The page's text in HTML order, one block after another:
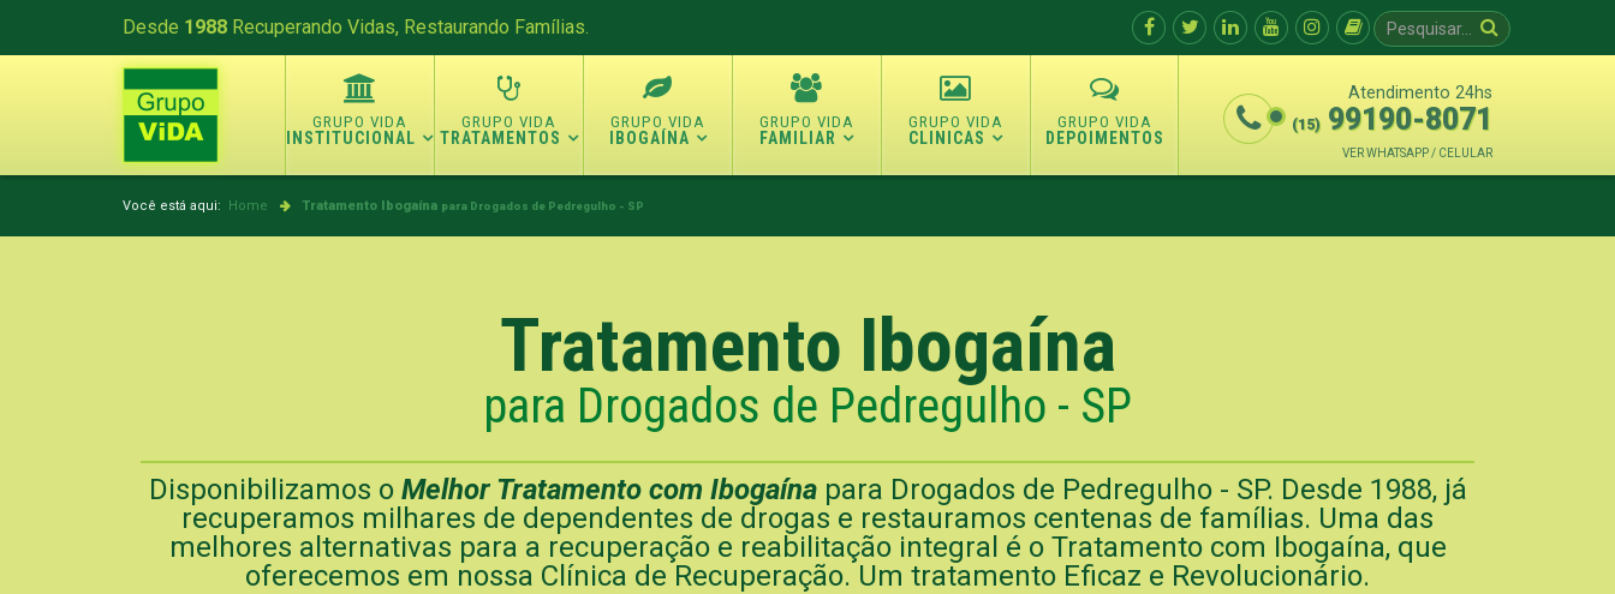
Desde 1988 Recuperando Vidas, Restaurando Famílias.
INSTITUCIONAL TRATAMENTOS IBOGAÍNA FAMILIAR CLINICAS DEPOIMENTOS
Atendimento 24hs
(15) 99190-8071
VER WHATSAPP / CELULAR
Você está aqui: Home Tratamento Ibogaína para Drogados de Pedregulho - SP
Tratamento Ibogaína
para Drogados de Pedregulho - SP
Disponibilizamos o Melhor Tratamento com Ibogaínapara Drogados de Pedregulho - SP. Desde 1988, já
recuperamos milhares de dependentes de drogas e restauramos centenas de famílias. Uma das
melhores alternativas para a recuperação e reabilitação integral é o Tratamento com Ibogaína, que
oferecemos em nossa Clínica de Recuperação. Um tratamento Eficaz e Revolucionário.